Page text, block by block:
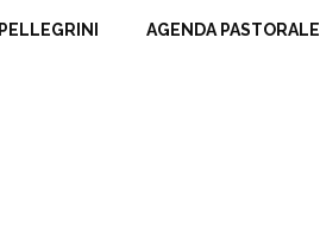
PELLEGRINI AGENDA PASTORALE